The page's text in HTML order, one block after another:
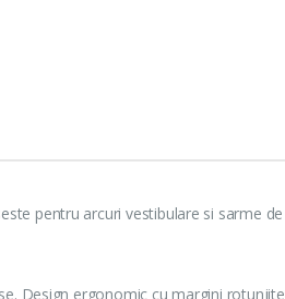
pentru arcuri vestibulare si sarme de
Design ergonomic cu margini rotunjite